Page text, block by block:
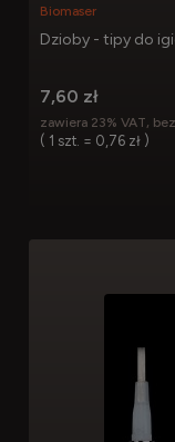
Dzioby - tipy do
Biomaser
7,60 zł
zawiera 23% VAT,
( 1 szt. = 0,76 zł )